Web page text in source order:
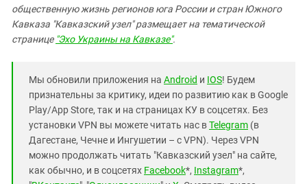
общественную жизнь регионов юга России и стран Южного
Кавказа "Кавказский узел" размещает на тематической
странице "Эхо Украины на Кавказе".
Мы обновили приложения на Android и IOS! Будем
признательны за критику, идеи по развитию как в Google
Play/App Store, так и на страницах КУ в соцсетях. Без
установки VPN вы можете читать нас вTelegram (в
Дагестане, Чечне и Ингушетии – с VPN). Через VPN
можно продолжать читать "Кавказский узел" на сайте,
как обычно, и в соцсетях Facebook*, Instagram*,